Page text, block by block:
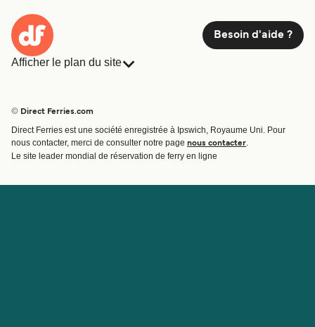
Besoin d'aide ?
Afficher le plan du site
Pays
Traversées et ports
Billet de bateau
© Direct Ferries.com
Direct Ferries est une société enregistrée à Ipswich, Royaume Uni. Pour
nous contacter, merci de consulter notre page nous contacter.
Le site leader mondial de réservation de ferry en ligne